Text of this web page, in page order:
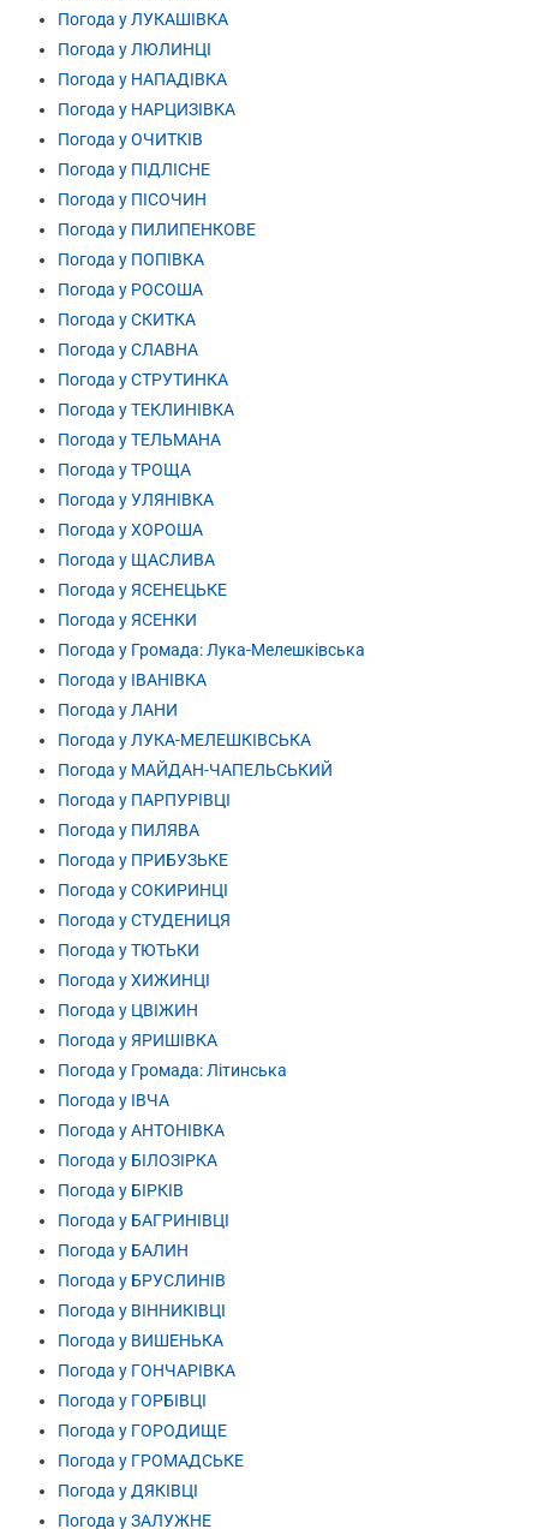
Погода у ЛУКАШІВКА
Погода у ЛЮЛИНЦІ
Погода у НАПАДІВКА
Погода у НАРЦИЗІВКА
Погода у ОЧИТКІВ
Погода у ПІДЛІСНЕ
Погода у ПІСОЧИН
Погода у ПИЛИПЕНКОВЕ
Погода у ПОПІВКА
Погода у РОСОША
Погода у СКИТКА
Погода у СЛАВНА
Погода у СТРУТИНКА
Погода у ТЕКЛИНІВКА
Погода у ТЕЛЬМАНА
Погода у ТРОЩА
Погода у УЛЯНІВКА
Погода у ХОРОША
Погода у ЩАСЛИВА
Погода у ЯСЕНЕЦЬКЕ
Погода у ЯСЕНКИ
Погода у Громада: Лука-Мелешківська
Погода у ІВАНІВКА
Погода у ЛАНИ
Погода у ЛУКА-МЕЛЕШКІВСЬКА
Погода у МАЙДАН-ЧАПЕЛЬСЬКИЙ
Погода у ПАРПУРІВЦІ
Погода у ПИЛЯВА
Погода у ПРИБУЗЬКЕ
Погода у СОКИРИНЦІ
Погода у СТУДЕНИЦЯ
Погода у ТЮТЬКИ
Погода у ХИЖИНЦІ
Погода у ЦВІЖИН
Погода у ЯРИШІВКА
Погода у Громада: Літинська
Погода у ІВЧА
Погода у АНТОНІВКА
Погода у БІЛОЗІРКА
Погода у БІРКІВ
Погода у БАГРИНІВЦІ
Погода у БАЛИН
Погода у БРУСЛИНІВ
Погода у ВІННИКІВЦІ
Погода у ВИШЕНЬКА
Погода у ГОНЧАРІВКА
Погода у ГОРБІВЦІ
Погода у ГОРОДИЩЕ
Погода у ГРОМАДСЬКЕ
Погода у ДЯКІВЦІ
Погода у ЗАЛУЖНЕ